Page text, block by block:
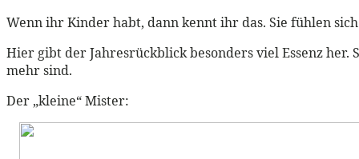
Wenn ihr Kinder habt, dann kennt ihr das. Sie fühlen
Hier gibt der Jahresrückblick besonders viel Essenz
mehr sind.
Der „kleine“ Mister: